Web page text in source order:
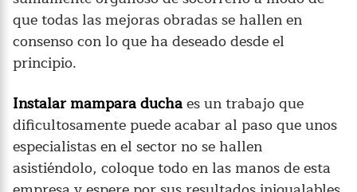
que todas las mejoras obradas se hallen en
consenso con lo que ha deseado desde el
principio.
Instalar mampara duchaes un trabajo que
dificultosamente puede acabar al paso que unos
especialistas en el sector no se hallen
asistiéndolo, coloque todo en las manos de esta